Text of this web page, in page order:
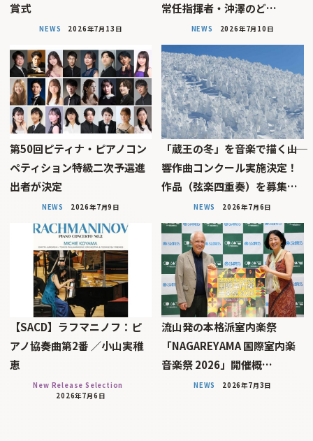
賞式
NEWS 2026年7月13日
常任指揮者・沖澤のど…
NEWS 2026年7月10日
第50回ピティナ・ピアノコン
ペティション特級二次予選進
出者が決定
NEWS 2026年7月9日
「蔵王の冬」を音楽で描く――山
響作曲コンクール実施決定！
作品（弦楽四重奏）を募集…
NEWS 2026年7月6日
【SACD】ラフマニノフ：ピ
アノ協奏曲第2番 ／小山実稚
恵
New Release Selection
2026年7月6日
流山発の本格派室内楽祭
「NAGAREYAMA 国際室内楽
音楽祭 2026」開催概…
NEWS 2026年7月3日